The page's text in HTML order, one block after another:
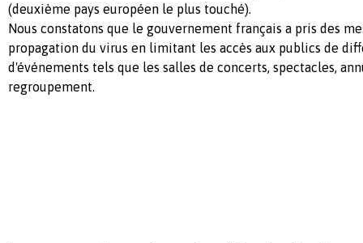
(deuxième pays européen le plus touché).
Nous constatons que le gouvernement français a pris des
propagation du virus en limitant les accès aux publics de
d'événements tels que les salles de concerts, spectacles,
regroupement.